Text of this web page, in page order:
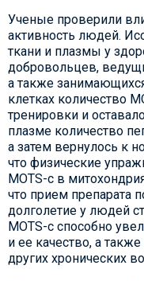
Ученые проверили
активность людей.
ткани и плазмы у
добровольцев,
а также
клетках количество
тренировки и
плазме количество
а затем вернулось к
что физические
MOTS-c в
что прием препарата
долголетие у людей
MOTS-c способно
и ее качество, а
других хронических